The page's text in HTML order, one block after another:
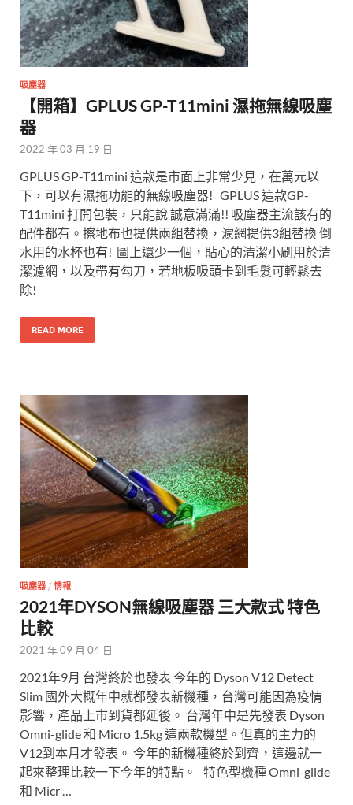
吸塵器
【開箱】GPLUS GP-T11mini 濕拖無線吸塵
器
2022 年 03 月 19 日
GPLUS GP-T11mini 這款是市面上非常少見，在萬元以
下，可以有濕拖功能的無線吸塵器! GPLUS 這款GP-
T11mini 打開包裝，只能說 誠意滿滿!! 吸塵器主流該有的
配件都有。擦地布也提供兩組替換，濾網提供3組替換 倒
水用的水杯也有! 圖上還少一個，貼心的清潔小刷用於清
潔濾網，以及帶有勾刀，若地板吸頭卡到毛髮可輕鬆去
除!
READ MORE
吸塵器 / 情報
2021年DYSON無線吸塵器 三大款式 特色
比較
2021 年 09 月 04 日
2021年9月 台灣終於也發表 今年的 Dyson V12 Detect
Slim 國外大概年中就都發表新機種，台灣可能因為疫情
影響，產品上市到貨都延後。 台灣年中是先發表 Dyson
Omni-glide 和 Micro 1.5kg 這兩款機型。但真的主力的
V12到本月才發表。 今年的新機種終於到齊，這邊就一
起來整理比較一下今年的特點。 特色型機種 Omni-glide
和 Micr …